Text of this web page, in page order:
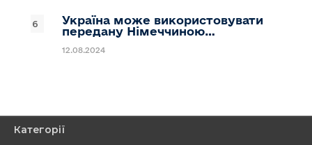
Україна може використовувати
передану Німеччиною…
12.08.2024
Категорії